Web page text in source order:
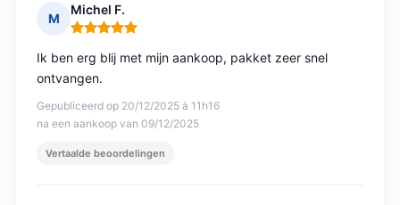
M
Michel F.
Opmerking: 5 van 5
Gepubliceerd op 20/12/2025 à 11h16
na een aankoop van 09/12/2025
Ik ben erg blij met mijn aankoop, pakket zeer snel
ontvangen.
Vertaalde beoordelingen